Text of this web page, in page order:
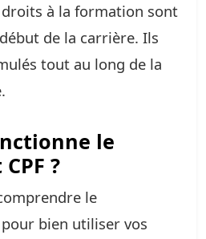
droits à la formation sont
de la carrière. Ils
tout au long de la
le
?
le
pour bien utiliser vos